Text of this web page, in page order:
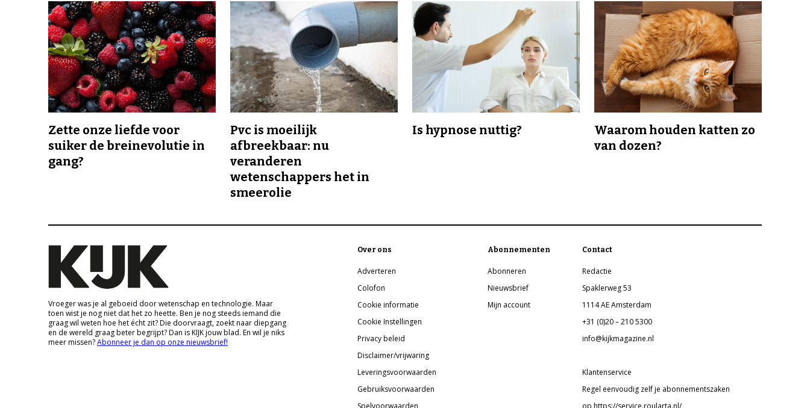
Zette onze liefde voor
suiker de breinevolutie in
gang?
Pvc is moeilijk
afbreekbaar: nu
veranderen
wetenschappers het in
smeerolie
Is hypnose nuttig?
Waarom houden katten zo
van dozen?
Vroeger was je al geboeid door wetenschap en technologie. Maar
toen wist je nog niet dat het zo heette. Ben je nog steeds iemand die
graag wil weten hoe het écht zit? Die doorvraagt, zoekt naar diepgang
en de wereld graag beter begrijpt? Dan is KIJK jouw blad. En wil je niks
meer missen?Abonneer je dan op onze nieuwsbrief!
Over ons
Adverteren
Colofon
Cookie informatie
Cookie Instellingen
Privacy beleid
Disclaimer/vrijwaring
Leveringsvoorwaarden
Gebruiksvoorwaarden
Abonnementen
Abonneren
Nieuwsbrief
Mijn account
Contact
Redactie
Spaklerweg 53
1114 AE Amsterdam
+31 (0)20 – 210 5300
info@kijkmagazine.nl
Klantenservice
Regel eenvoudig zelf je abonnementszaken